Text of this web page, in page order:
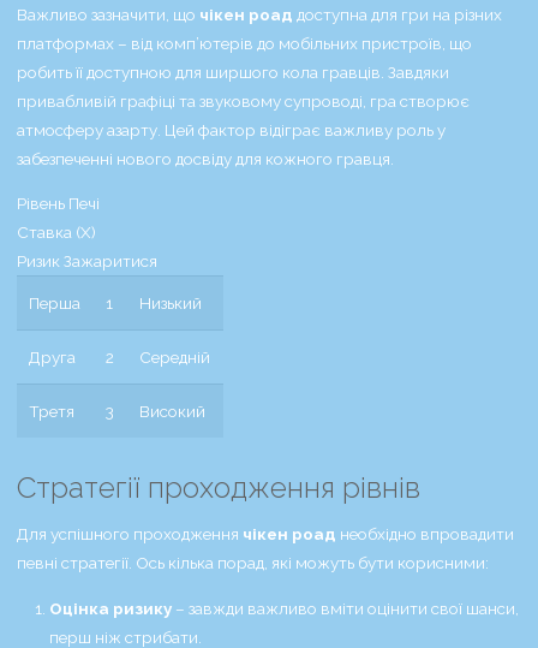
Важливо зазначити, що чікен роад доступна для гри на різних
платформах – від комп’ютерів до мобільних пристроїв, що
робить її доступною для ширшого кола гравців. Завдяки
привабливій графіці та звуковому супроводі, гра створює
атмосферу азарту. Цей фактор відіграє важливу роль у
забезпеченні нового досвіду для кожного гравця.
Рівень Печі
Ставка (Х)
Ризик Зажаритися
Перша 1 Низький
Друга 2 Середній
Третя 3 Високий
Стратегії проходження рівнів
Для успішного проходження чікен роад необхідно впровадити
певні стратегії. Ось кілька порад, які можуть бути корисними:
Оцінка ризику– завжди важливо вміти оцінити свої шанси,
перш ніж стрибати.